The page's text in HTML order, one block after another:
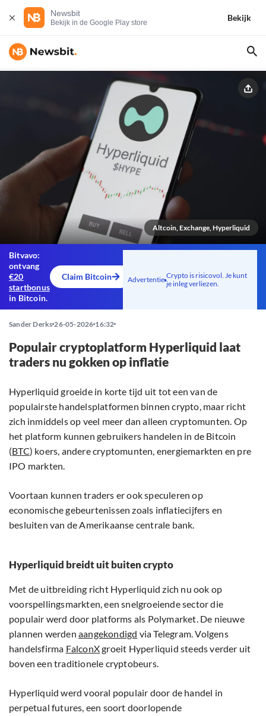
Newsbit
Bekijk in de Google Play store
Bekijk
Altcoin, Exchange, Hyperliquid
Bitvavo:
ontvang
€20
startbonus
in Bitcoin.
Claim Bitcoin Advertentie Crypto is risicovol. Je kunt
je inleg verliezen.
Sander Derks 26-05-2026 16:32
Populair cryptoplatform Hyperliquid laat
traders nu gokken op inflatie
Hyperliquid groeide in korte tijd uit tot een van de
populairste handelsplatformen binnen crypto, maar richt
zich inmiddels op veel meer dan alleen cryptomunten. Op
het platform kunnen gebruikers handelen in de Bitcoin
(BTC) koers, andere cryptomunten, energiemarkten en pre
IPO markten.
Voortaan kunnen traders er ook speculeren op
economische gebeurtenissen zoals inflatiecijfers en
besluiten van de Amerikaanse centrale bank.
Hyperliquid breidt uit buiten crypto
Met de uitbreiding richt Hyperliquid zich nu ook op
voorspellingsmarkten, een snelgroeiende sector die
populair werd door platforms als Polymarket. De nieuwe
plannen werden aangekondigd via Telegram. Volgens
handelsfirma FalconXgroeit Hyperliquid steeds verder uit
boven een traditionele cryptobeurs.
Hyperliquid werd vooral populair door de handel in
perpetual futures, een soort doorlopende